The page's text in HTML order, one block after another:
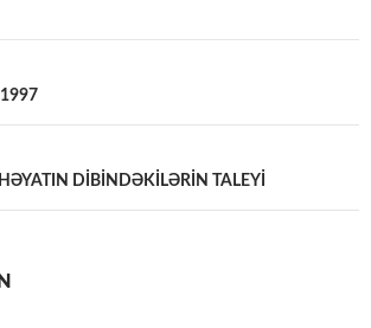
DİBİNDƏKİLƏRİN TALEYİ